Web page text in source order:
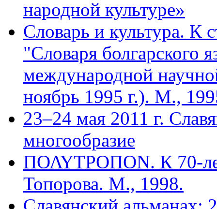
народной культуре»
Словарь и культура. К
"Словаря болгарского
международной
ноябрь 1995 г.). М.,
23–24 мая 2011 г.
многообразие
ΠΟΛΥΤΡΟΠΟΝ. К 70-
Топорова. М., 1998.